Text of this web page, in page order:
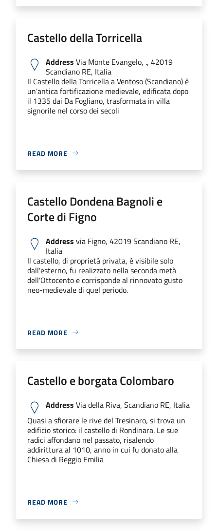
Castello della Torricella
Address Via Monte Evangelo, ., 42019
Scandiano RE, Italia
Il Castello della Torricella a Ventoso (Scandiano) è
un'antica fortificazione medievale, edificata dopo
il 1335 dai Da Fogliano, trasformata in villa
signorile nel corso dei secoli
READ MORE
Castello Dondena Bagnoli e
Corte di Figno
Address via Figno, 42019 Scandiano RE,
Italia
Il castello, di proprietà privata, è visibile solo
dall'esterno, fu realizzato nella seconda metà
dell'Ottocento e corrisponde al rinnovato gusto
neo-medievale di quel periodo.
READ MORE
Castello e borgata Colombaro
Address Via della Riva, Scandiano RE, Italia
Quasi a sfiorare le rive del Tresinaro, si trova un
edificio storico: il castello di Rondinara. Le sue
radici affondano nel passato, risalendo
addirittura al 1010, anno in cui fu donato alla
Chiesa di Reggio Emilia
READ MORE